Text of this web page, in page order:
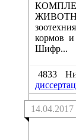
кормов и
Шифр...
4833
14.04.2017